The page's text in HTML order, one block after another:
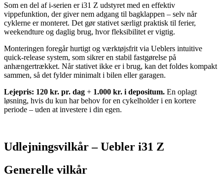
Som en del af i‑serien er i31 Z udstyret med en effektiv
vippefunktion, der giver nem adgang til bagklappen – selv når
cyklerne er monteret. Det gør stativet særligt praktisk til ferier,
weekendture og daglig brug, hvor fleksibilitet er vigtig.
Monteringen foregår hurtigt og værktøjsfrit via Ueblers intuitive
quick‑release system, som sikrer en stabil fastgørelse på
anhængertrækket. Når stativet ikke er i brug, kan det foldes kompakt
sammen, så det fylder minimalt i bilen eller garagen.
Lejepris: 120 kr. pr. dag + 1.000 kr. i depositum. En oplagt
løsning, hvis du kun har behov for en cykelholder i en kortere
periode – uden at investere i din egen.
Udlejningsvilkår – Uebler i31 Z
Generelle vilkår